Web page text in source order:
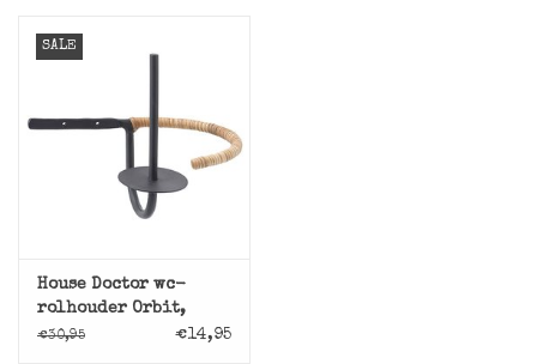
SALE
House Doctor wc-
rolhouder Orbit,
staal met rotan
€30,95 €14,95